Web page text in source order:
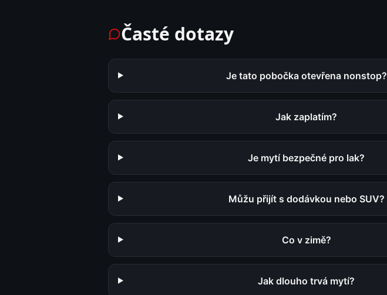
Časté dotazy
Je tato pobočka otevřena nonstop?
Jak zaplatím?
Je mytí bezpečné pro lak?
Můžu přijít s dodávkou nebo SUV?
Co v zimě?
Jak dlouho trvá mytí?